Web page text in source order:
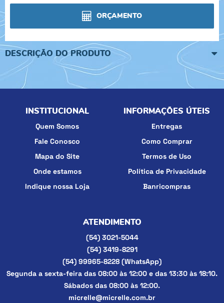
ORÇAMENTO
DESCRIÇÃO DO PRODUTO
INSTITUCIONAL
Quem Somos
Fale Conosco
Mapa do Site
Onde estamos
Indique nossa Loja
INFORMAÇÕES ÚTEIS
Entregas
Como Comprar
Termos de Uso
Política de Privacidade
Banricompras
ATENDIMENTO
(54)3021-5044
(54)3419-8291
(54) 99965-8228 (WhatsApp)
Segunda a sexta-feira das 08:00 às 12:00 e das 13:30 às 18:10.
Sábados das 08:00 às 12:00.
micrelle@micrelle.com.br